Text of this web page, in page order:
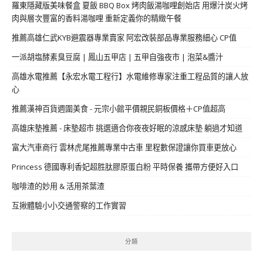
羅東隱藏版美味餐盒 夏飯 BBQ Box 烤肉飯湯咖哩創始店 用爆汁炭火烤
肉與層次豐富的香料湯咖哩 重新定義你的精緻午餐
推薦高雄仁武KYB避震器專業賣家 阿宏改裝部品專業服務細心 CP值
一派胡塩酵素臭豆腐 | 鳳山五甲店 | 五甲自強夜市 | 泡菜&醬汁
高雄水電推薦【永宏水電工程行】水電維修專家注重工程品質的讓人放
心
推薦漢神百貨週圍美食 - 元宗小館平價親民銅板價格＋CP值超高
高雄床墊推薦 - 床墊超市 挑選適合你夜夜好眠的涼感床墊 躺過才知道
富大汽車商行 雲林虎尾推薦專業中古車 里程數保證讓你買車更放心
Princess 德國專利香妃超胜肽膠原蛋白粉 平時保養 攜帶方便好入口
咖啡渣的妙用 & 活用茶葉渣
互揪體驗小小交通警察的工作實習
分類